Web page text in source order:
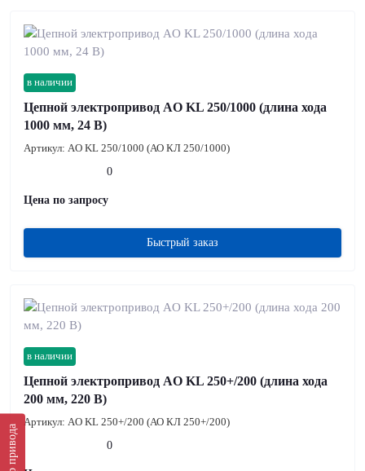
в наличии
Цепной электропривод AO KL 250/1000 (длина хода
1000 мм, 24 В)
Артикул: AO KL 250/1000 (АО КЛ 250/1000)
0
Цена по запросу
Быстрый заказ
в наличии
Цепной электропривод AO KL 250+/200 (длина хода
200 мм, 220 В)
Артикул: AO KL 250+/200 (АО КЛ 250+/200)
0